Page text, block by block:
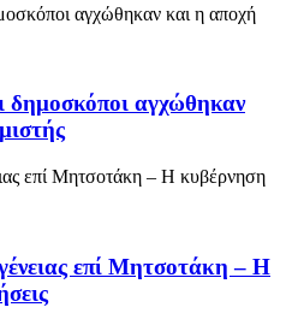
δημοσκόποι αγχώθηκαν
επί Μητσοτάκη – Η